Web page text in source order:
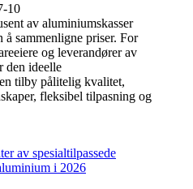
10
av aluminiumskasser
å sammenligne priser. For
og leverandører av
den ideelle
tilby pålitelig kvalitet,
fleksibel tilpasning og